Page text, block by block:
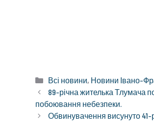
Категорії
Всі новини, Новини Івано-
89-річна жителька Тлумача
побоювання небезпеки.
Обвинувачення висунуто 41-